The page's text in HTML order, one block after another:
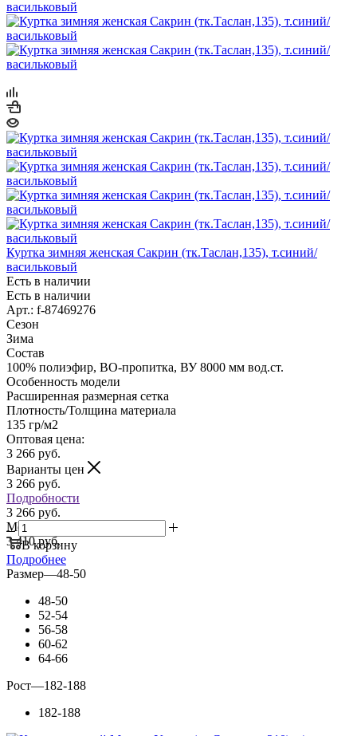
Куртка зимняя женская Сакрин (тк.Таслан,135), т.синий/
васильковый
Есть в наличии
Есть в наличии
Арт.: f-87469276
Сезон
Зима
Состав
100% полиэфир, ВО-пропитка, ВУ 8000 мм вод.ст.
Особенность модели
Расширенная размерная сетка
Плотность/Толщина материала
135 гр/м2
Оптовая цена:
3 266 руб.
Варианты цен
3 266 руб.
Подробности
3 266 руб.
Мелкий опт:
3 410 руб.
В корзину
Подробнее
Размер—48-50
48-50
52-54
56-58
60-62
64-66
Рост—182-188
182-188